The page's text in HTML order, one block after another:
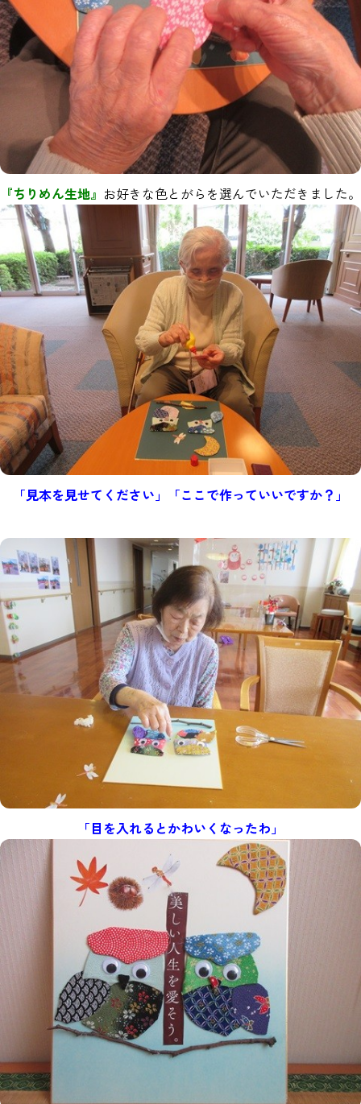
『ちりめん生地』 お好きな色とがらを選んでいただきました。
「見本を見せてください」「ここで作っていいですか？」
「目を入れるとかわいくなったわ」